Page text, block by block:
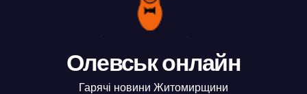
Олевськ онлайн
Гарячі новини Житомирщини